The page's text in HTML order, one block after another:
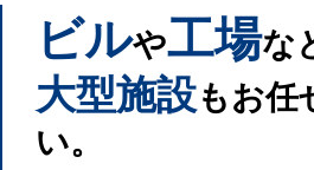
ビルや工場な
大型施設もお任
い。